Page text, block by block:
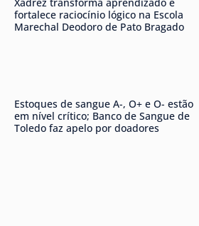
fortalece raciocínio lógico na Escola
Marechal Deodoro de Pato Bragado
Estoques de sangue A-, O+ e O- estão
em nível crítico; Banco de Sangue de
Toledo faz apelo por doadores